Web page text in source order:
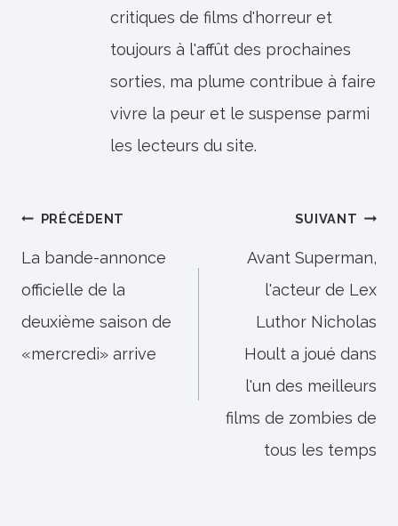
critiques de films d'horreur et
toujours à l'affût des prochaines
sorties, ma plume contribue à faire
vivre la peur et le suspense parmi
les lecteurs du site.
Navigation
de
l’article
PRÉCÉDENT
La bande-annonce
officielle de la
deuxième saison de
«mercredi» arrive
SUIVANT
Avant Superman,
l'acteur de Lex
Luthor Nicholas
Hoult a joué dans
l'un des meilleurs
films de zombies de
tous les temps